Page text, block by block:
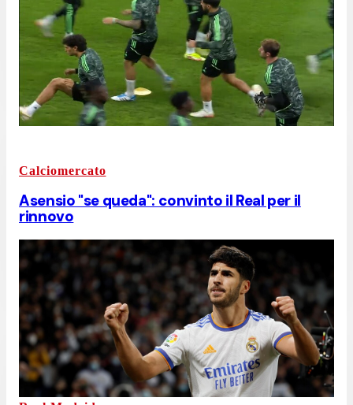
Calciomercato
Asensio "se queda": convinto il Real per il
rinnovo